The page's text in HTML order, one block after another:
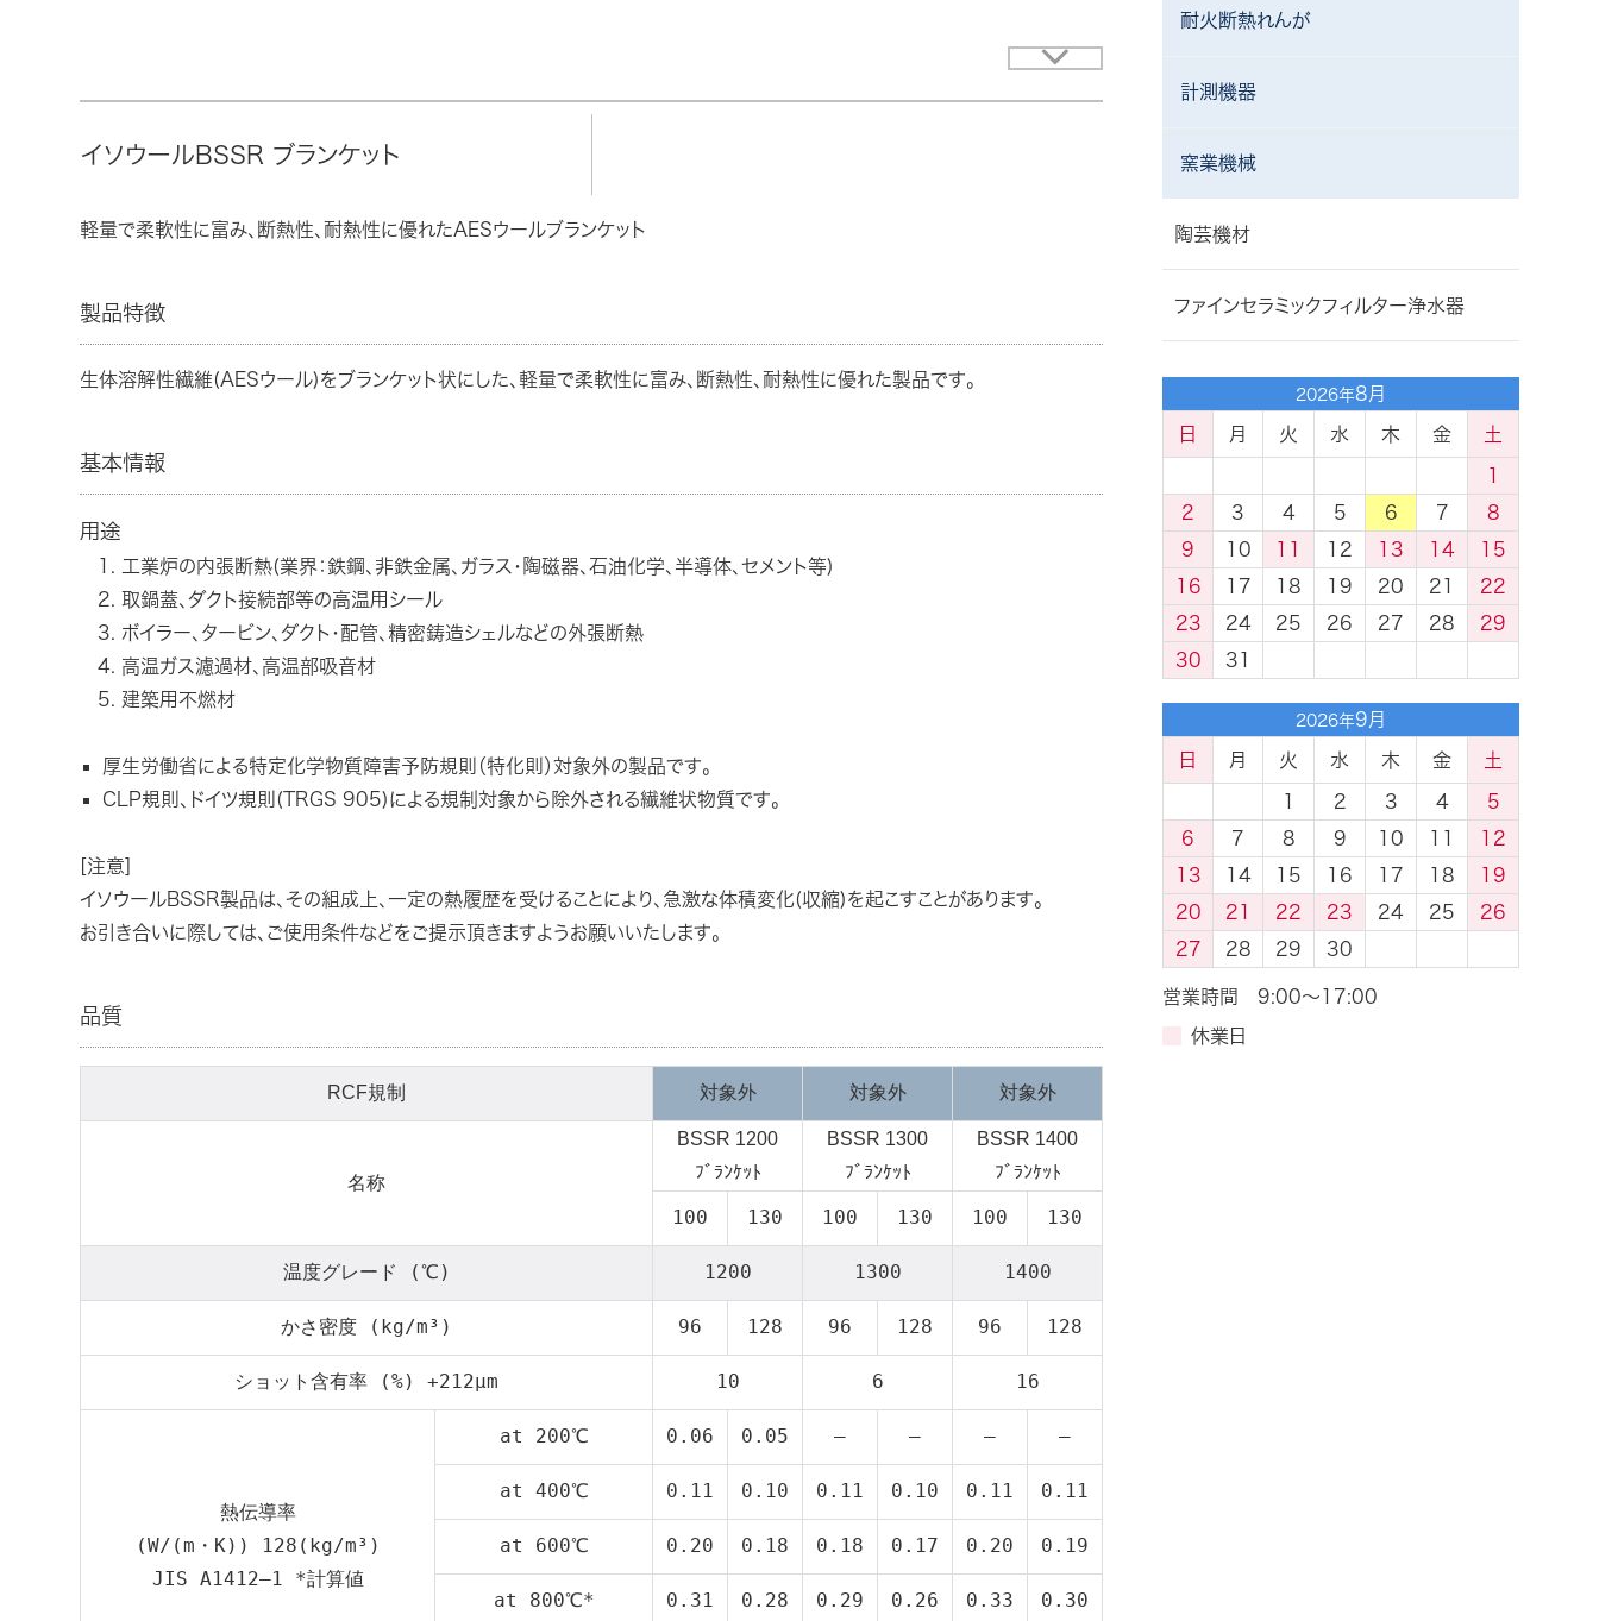
イソウールBSSR ブランケット
軽量で柔軟性に富み、断熱性、耐熱性に優れたAESウールブランケット
製品特徴
生体溶解性繊維(AESウール)をブランケット状にした、軽量で柔軟性に富み、断熱性、耐熱性に優れた製品です。
基本情報
用途
工業炉の内張断熱(業界：鉄鋼、非鉄金属、ガラス・陶磁器、石油化学、半導体、セメント等)
取鍋蓋、ダクト接続部等の高温用シール
ボイラー、タービン、ダクト・配管、精密鋳造シェルなどの外張断熱
高温ガス濾過材、高温部吸音材
建築用不燃材
厚生労働省による特定化学物質障害予防規則（特化則）対象外の製品です。
CLP規則、ドイツ規則(TRGS 905)による規制対象から除外される繊維状物質です。
[注意]
イソウールBSSR製品は、その組成上、一定の熱履歴を受けることにより、急激な体積変化(収縮)を起こすことがあります。
お引き合いに際しては、ご使用条件などをご提示頂きますようお願いいたします。
品質
RCF規制 対象外 対象外 対象外
名称
BSSR 1200
ﾌﾞﾗﾝｹｯﾄ
BSSR 1300
ﾌﾞﾗﾝｹｯﾄ
BSSR 1400
ﾌﾞﾗﾝｹｯﾄ
100 130 100 130 100 130
温度グレード (℃) 1200 1300 1400
かさ密度 (kg/m³) 96 128 96 128 96 128
ショット含有率 (%) +212μm 10 6 16
熱伝導率
(W/(m・K)) 128(kg/m³)
JIS A1412–1 *計算値
at 200℃ 0.06 0.05 – – – –
at 400℃ 0.11 0.10 0.11 0.10 0.11 0.11
at 600℃ 0.20 0.18 0.18 0.17 0.20 0.19
at 800℃* 0.31 0.28 0.29 0.26 0.33 0.30
耐火断熱れんが
計測機器
窯業機械
陶芸機材
ファインセラミックフィルター浄水器
2026年8月
日 月 火 水 木 金 土
1
2
3 4 5 6 7
8
9
10 11 12 13 14
15
16
17 18 19 20 21
22
23
24 25 26 27 28
29
30
31
2026年9月
日 月 火 水 木 金 土
1 2 3 4
5
6
7 8 9 10 11
12
13
14 15 16 17 18
19
20
21 22 23 24 25
26
27
28 29 30
営業時間 9:00～17:00
休業日